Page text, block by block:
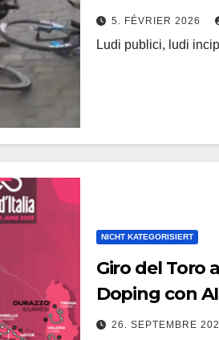
5. FÉVRIER 2026
Ludi publici, ludi
NICHT KATEGORISIERT
Giro del Toro
Doping con
26. SEPTEMBRE